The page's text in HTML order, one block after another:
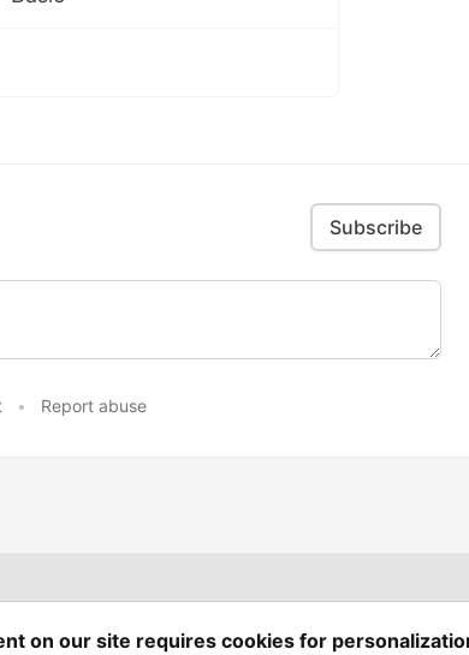
Subscribe
• Report abuse
low-code/no-code platform designed to simplify
on our site requires cookies for